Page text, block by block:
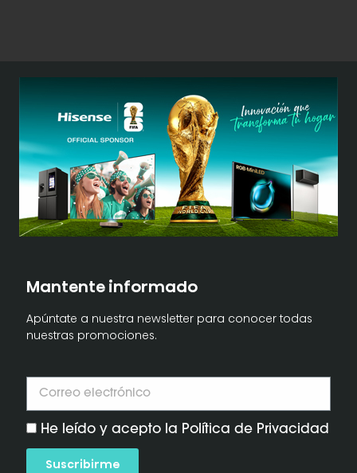
Mantente informado
Apúntate a nuestra newsletter para conocer todas
nuestras promociones.
He leído y acepto la Política de Privacidad
Suscribirme